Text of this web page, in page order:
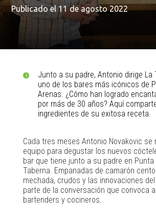
Publicado el 11 de agosto 2022
Junto a su padre, Antonio dirige La
uno de los bares más icónicos de
Arenas. ¿Cómo han logrado
por más de 30 años? Aquí
ingredientes de su exitosa receta.
Cada tres meses Antonio Novakovic se
equipo para degustar los nuevos
bar que tiene junto a su padre en Punta
Taberna. Empanadas de camarón
mechada, crudos y las innovaciones
parte de la conversación que convoca
bartenders y cocineros.